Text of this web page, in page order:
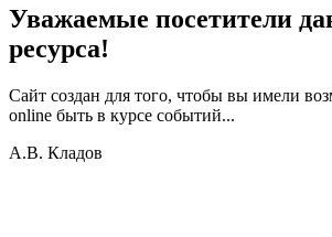
Уважаемые посетители
ресурса!
Сайт создан для того, чтобы вы имели
online быть в курсе событий...
А.В. Кладов